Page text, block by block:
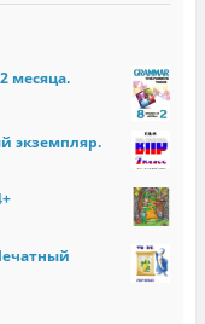
месяца.
экземпляр.